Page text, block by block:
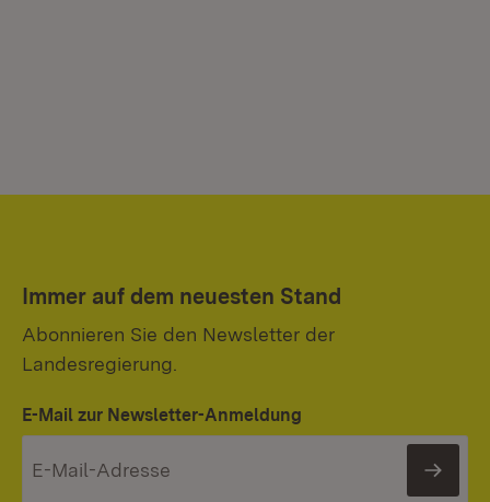
Immer auf dem neuesten Stand
Abonnieren Sie den Newsletter der
Landesregierung.
E-Mail zur Newsletter-Anmeldung